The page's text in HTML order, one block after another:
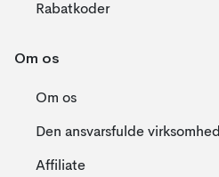
Rabatkoder
Om os
Om os
Den ansvarsfulde virksomhed
Affiliate